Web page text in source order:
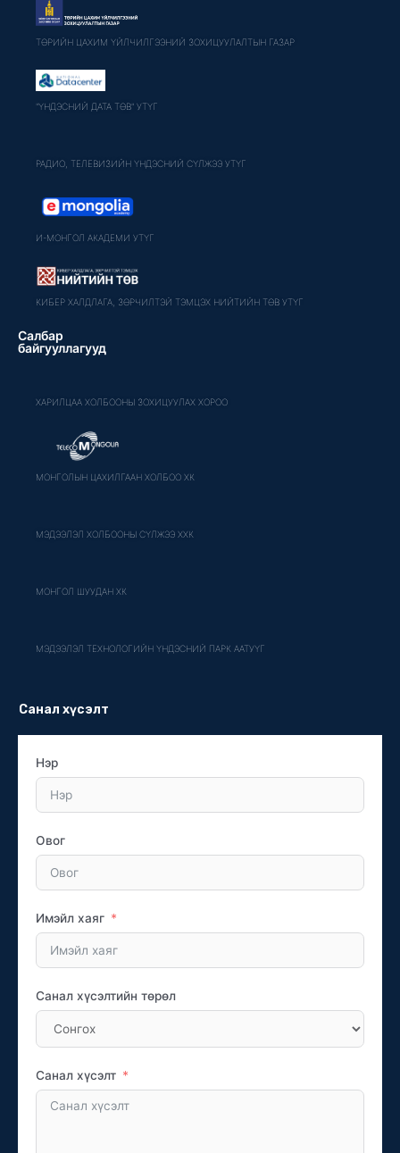
ТӨРИЙН ЦАХИМ ҮЙЛЧИЛГЭЭНИЙ ЗОХИЦУУЛАЛТЫН ГАЗАР
"ҮНДЭСНИЙ ДАТА ТӨВ" УТҮГ
РАДИО, ТЕЛЕВИЗИЙН ҮНДЭСНИЙ СҮЛЖЭЭ УТҮГ
И-МОНГОЛ АКАДЕМИ УТҮГ
КИБЕР ХАЛДЛАГА, ЗӨРЧИЛТЭЙ ТЭМЦЭХ НИЙТИЙН ТӨВ УТҮГ
Салбар
байгууллагууд
ХАРИЛЦАА ХОЛБООНЫ ЗОХИЦУУЛАХ ХОРОО
МОНГОЛЫН ЦАХИЛГААН ХОЛБОО ХК
МЭДЭЭЛЭЛ ХОЛБООНЫ СҮЛЖЭЭ ХХК
МОНГОЛ ШУУДАН ХК
МЭДЭЭЛЭЛ ТЕХНОЛОГИЙН ҮНДЭСНИЙ ПАРК ААТУҮГ
Санал хүсэлт
Нэр
Овог
Имэйл хаяг
Санал хүсэлтийн төрөл
Санал хүсэлт